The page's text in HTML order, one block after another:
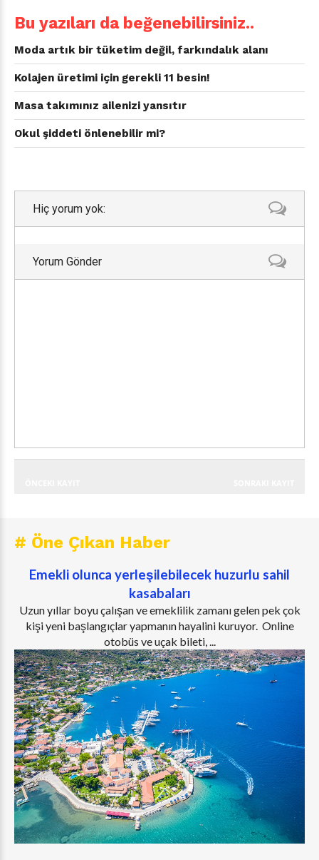
Bu yazıları da beğenebilirsiniz..
Moda artık bir tüketim değil, farkındalık alanı
Kolajen üretimi için gerekli 11 besin!
Masa takımınız ailenizi yansıtır
Okul şiddeti önlenebilir mi?
Hiç yorum yok:
Yorum Gönder
# Öne Çıkan Haber
Emekli olunca yerleşilebilecek huzurlu sahil
kasabaları
Uzun yıllar boyu çalışan ve emeklilik zamanı gelen pek çok
kişi yeni başlangıçlar yapmanın hayalini kuruyor. Online
otobüs ve uçak bileti, ...